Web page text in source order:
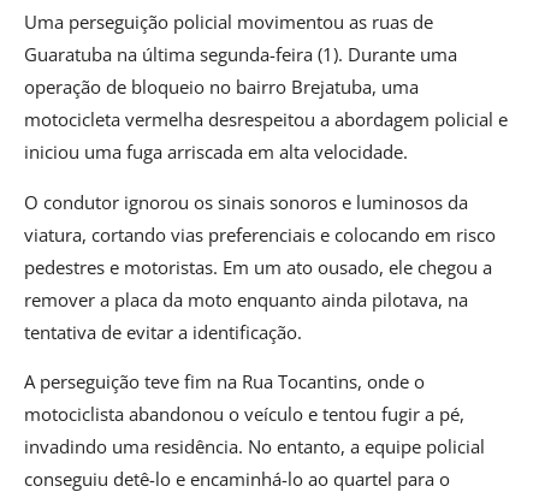
Uma perseguição policial movimentou as ruas de
Guaratuba na última segunda-feira (1). Durante uma
operação de bloqueio no bairro Brejatuba, uma
motocicleta vermelha desrespeitou a abordagem policial e
iniciou uma fuga arriscada em alta velocidade.
O condutor ignorou os sinais sonoros e luminosos da
viatura, cortando vias preferenciais e colocando em risco
pedestres e motoristas. Em um ato ousado, ele chegou a
remover a placa da moto enquanto ainda pilotava, na
tentativa de evitar a identificação.
A perseguição teve fim na Rua Tocantins, onde o
motociclista abandonou o veículo e tentou fugir a pé,
invadindo uma residência. No entanto, a equipe policial
conseguiu detê-lo e encaminhá-lo ao quartel para o